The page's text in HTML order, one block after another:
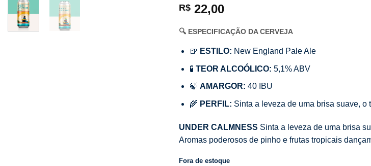
R$ 22,00
🔍 ESPECIFICAÇÃO DA CERVEJA
🍺 ESTILO: New England Pale Ale
🧪 TEOR ALCOÓLICO: 5,1% ABV
🍃 AMARGOR: 40 IBU
🌾 PERFIL: Sinta a leveza de uma brisa suave,
UNDER CALMNESS Sinta a leveza de uma brisa
Aromas poderosos de pinho e frutas tropicais
Fora de estoque